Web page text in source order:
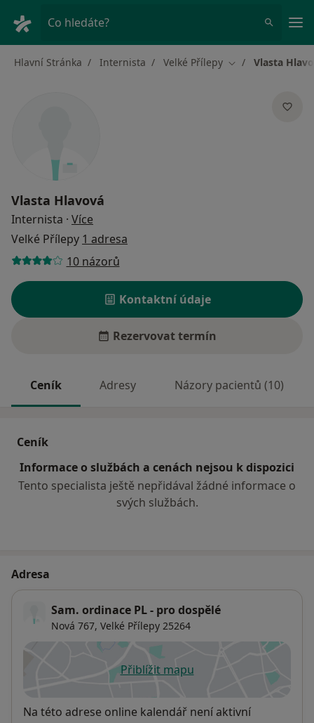
Co hledáte?
Hlavní Stránka Internista Velké Přílepy Změna města
Vlasta
Vlasta Hlavová
Internista · Více
Velké Přílepy 1 adresa
10 názorů
Kontaktní údaje
Rezervovat termín
Ceník Adresy Názory pacientů (10)
Ceník
Informace o službách a cenách nejsou k dispozici
Tento specialista ještě nepřidával žádné informace o
svých službách.
Adresa
Sam. ordinace PL - pro dospělé
Nová 767, Velké Přílepy 25264
Přiblížit mapuse otevře v nové záložce
Dostupnost
Na této adrese online kalendář není aktivní